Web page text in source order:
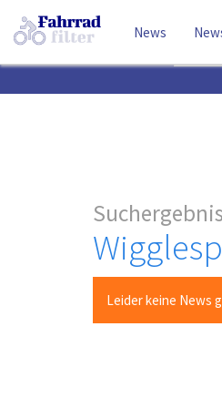
News
Leider keine News